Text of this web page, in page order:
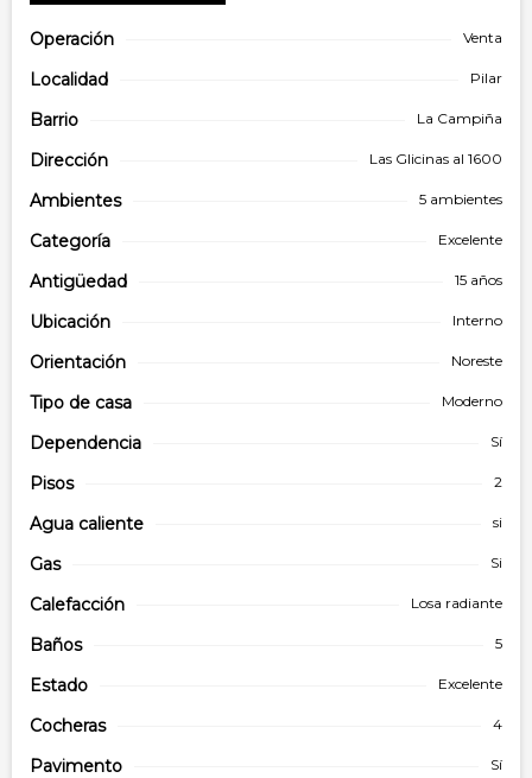
Operación Venta
Localidad Pilar
Barrio La Campiña
Dirección Las Glicinas al 1600
Ambientes 5 ambientes
Categoría Excelente
Antigüedad 15 años
Ubicación Interno
Orientación Noreste
Tipo de casa Moderno
Dependencia Sí
Pisos 2
Agua caliente si
Gas Si
Calefacción Losa radiante
Baños 5
Estado Excelente
Cocheras 4
Pavimento Sí